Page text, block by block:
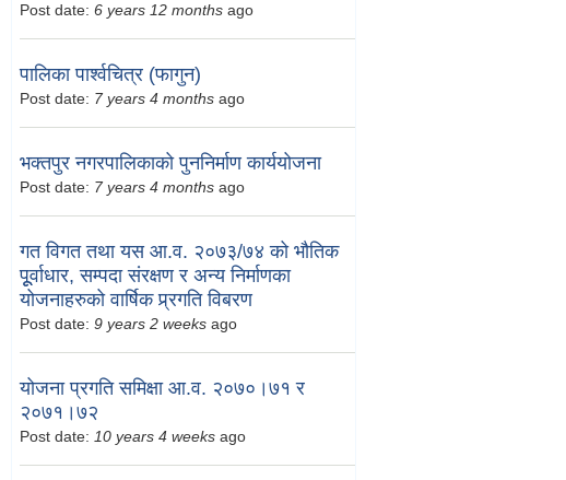
Post date: 6 years 12 months ago
पालिका पार्श्वचित्र (फागुन)
Post date: 7 years 4 months ago
भक्तपुर नगरपालिकाको पुननिर्माण कार्ययोजना
Post date: 7 years 4 months ago
गत विगत तथा यस आ.व. २०७३/७४ को भौतिक
पूूर्वाधार, सम्पदा संरक्षण र अन्य निर्माणका
योजनाहरुको वार्षिक प्र्रगति विबरण
Post date: 9 years 2 weeks ago
योजना प्रगति समिक्षा आ.व. २०७०।७१ र
२०७१।७२
Post date: 10 years 4 weeks ago